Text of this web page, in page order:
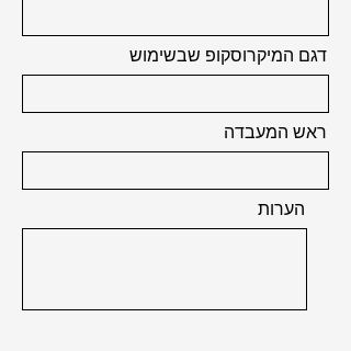
דגם המיקרוסקופ שבשימוש
ראש המעבדה
הערות